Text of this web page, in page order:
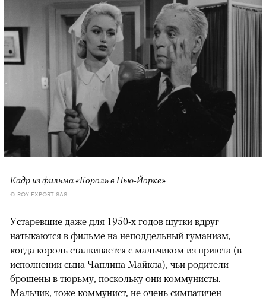
Кадр из фильма «Король в Нью-Йорке»
© ROY EXPORT SAS
Устаревшие даже для 1950-х годов шутки вдруг
натыкаются в фильме на неподдельный гуманизм,
когда король сталкивается с мальчиком из приюта (в
исполнении сына Чаплина Майкла), чьи родители
брошены в тюрьму, поскольку они коммунисты.
Мальчик, тоже коммунист, не очень симпатичен